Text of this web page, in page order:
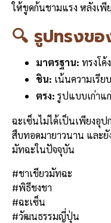
ให้ขูดก้นชามแรง หลังเพี
🔍 รูปทรงขอ
มาตรฐาน: ทรงโค้
ชิน: เน้นความเรีย
ตรง: รูปแบบเก่าแ
ฉะเซ็นไม่ได้เป็นเพียงอุ
สืบทอดมายาวนาน และยั
มัทฉะในปัจจุบัน
#ชาเขียวมัทฉะ
#พิธีชงชา
#ฉะเซ็น
#วัฒนธรรมญี่ปุ่น